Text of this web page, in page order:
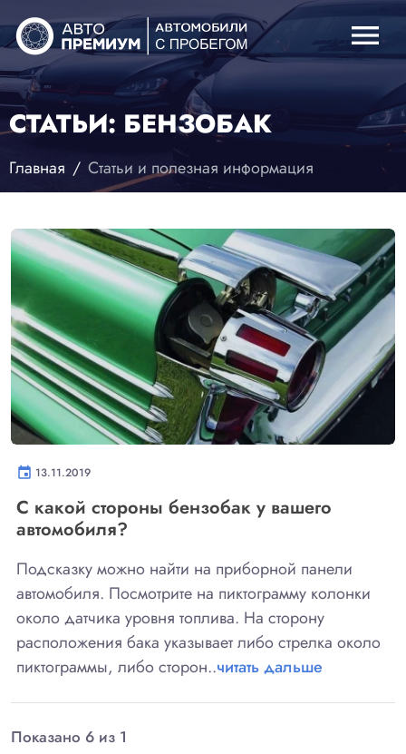
menu
СТАТЬИ: БЕНЗОБАК
Главная Статьи и полезная информация
event 13.11.2019
С какой стороны бензобак у вашего
автомобиля?
Подсказку можно найти на приборной панели
автомобиля. Посмотрите на пиктограмму колонки
около датчика уровня топлива. На сторону
расположения бака указывает либо стрелка около
пиктограммы, либо сторон..читать дальше
Показано 6 из 1